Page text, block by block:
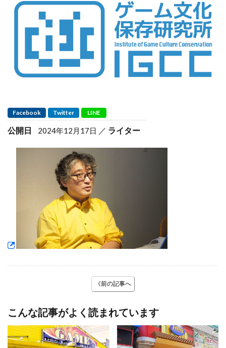
Facebook Twitter LINE
公開日 2024年12月17日 ライター
《前の記事へ
こんな記事がよく読まれています